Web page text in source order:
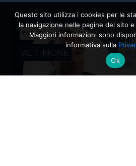
19/12/2025
AL TIMONE
Questo sito utilizza i cookies per le
la navigazione nelle pagine del sito
Maggiori informazioni sono
informativa sulla
Ok